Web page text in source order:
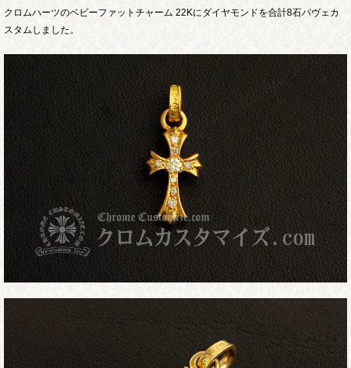
クロムハーツのベビーファットチャーム 22Kにダイヤモンドを合計8石パヴェカ
スタムしました。